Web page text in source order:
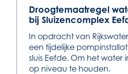
Droogtemaatregel
bij Sluizencomplex
In opdracht van
een tijdelijke
sluis Eefde. Om het water
op niveau te houden.